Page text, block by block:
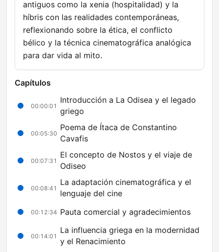
antiguos como la xenia (hospitalidad) y la
híbris con las realidades contemporáneas,
reflexionando sobre la ética, el conflicto
bélico y la técnica cinematográfica analógica
para dar vida al mito.
Capítulos
00:00:01
Introducción a La Odisea y el legado
griego
00:05:30
Poema de Ítaca de Constantino
Cavafis
00:07:31
El concepto de Nostos y el viaje de
Odiseo
00:08:41
La adaptación cinematográfica y el
lenguaje del cine
00:12:34 Pauta comercial y agradecimientos
00:14:01
La influencia griega en la modernidad
y el Renacimiento